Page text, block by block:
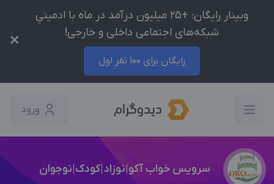
وبینار رایگان: +25 میلیون درآمد در ماه با ادمینیِ
شبکه‌های اجتماعی داخلی و خارجی!
رایگان برای 100 نفر اول
×
ورود
سرویس خواب آکو|نوزاد|کودک|نوجوان